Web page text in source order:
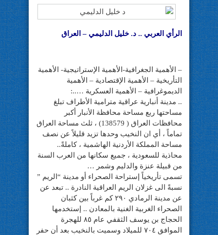
الرأي العربي .. د. خليل الدليمي – العراق
– الأهمية الجغرافية-الأهمية الإستراتيجية- الأهمية
التأريخية – الأهمية الإقتصادية – الأهمية
الديموغرافية – الأهمية العسكرية …..:
.. مدينة أنبارية عراقية مترامية الأطراف تبلغ
مساحتها ربع مساحة محافظة الأنبار أكبر
محافظات العراق ( 138579) ، ثلث مساحة العراق
تماماً ، أي ان النخيب وحدها تزيد قليلاً عن نصف
مساحة المملكة الأردنية الهاشمية ، كاملةً..
محاذية للسعودية ، جميع سكانها من العرب السنة
من قبيلة عنزة والدليم وشمر …
تسمى تأريخياً إستراحة الصحراء أو مدينة “الريم ”
نسبةً الى غزلان الريم العراقية النادرة .. تبعد عن
عن مدينة الرمادي ٢٩٠ كم غرباً بين كثبان
الصحراء الغربية الغنية بالمعادن .. إستخدمها
الحجاج بن يوسف الثقفي عام ٨٥ للهجرة
الموافق ٧٠٤ للميلاد وسميت بالنخيب بعد أن حفر